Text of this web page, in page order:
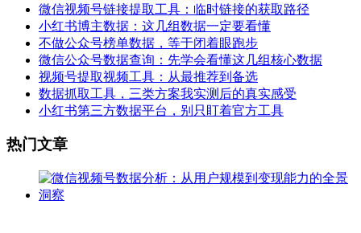
微信视频号链接提取工具：临时链接的获取路径
小红书博主数据：这几组数据一定要看懂
不做公众号榜单数据，等于闭着眼跑步
微信公众号数据查询：先学会看懂这几组核心数据
视频号提取视频工具：从最推荐到备选
数据抓取工具，三类方案我实测后的真实感受
小红书第三方数据平台，别只盯着官方工具
热门文章